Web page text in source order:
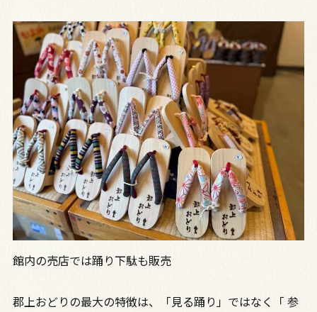
館内の売店では踊り下駄も販売
郡上おどりの最大の特徴は、「見る踊り」ではなく「 参